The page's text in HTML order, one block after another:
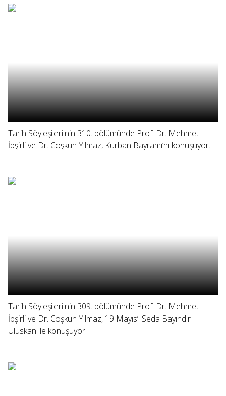
Tarih Söyleşileri'nin 310. bölümünde Prof. Dr. Mehmet
İpşirli ve Dr. Coşkun Yılmaz, Kurban Bayramı’nı konuşuyor.
Tarih Söyleşileri'nin 309. bölümünde Prof. Dr. Mehmet
İpşirli ve Dr. Coşkun Yılmaz, 19 Mayıs’ı Seda Bayındır
Uluskan ile konuşuyor.